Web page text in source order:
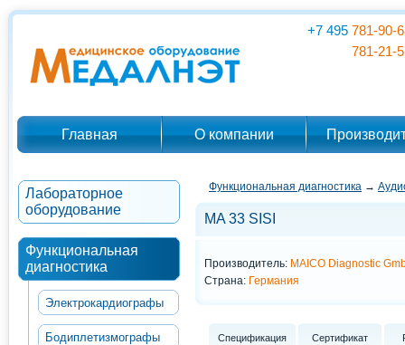
+7 495 781-90-
781-21-
Главная О компании
Лабораторное
оборудование
Функциональная
диагностика
Электрокардиографы
Бодиплетизмографы
Функциональная диагностика →
MA 33 SISI
Производитель: MAICO Diagnostic
Страна: Германия
Спецификация Сертификат